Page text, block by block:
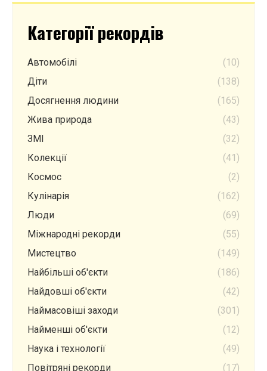
Категорії рекордів
Автомобілі
(10)
Діти
(138)
Досягнення людини
(165)
Жива природа
(43)
ЗМІ
(32)
Колекції
(41)
Космос
(2)
Кулінарія
(162)
Люди
(69)
Міжнародні рекорди
(55)
Мистецтво
(149)
Найбільші об'єкти
(186)
Найдовші об'єкти
(42)
Наймасовіші заходи
(301)
Найменші об'єкти
(12)
Наука і технології
(49)
Повітряні рекорди
(17)